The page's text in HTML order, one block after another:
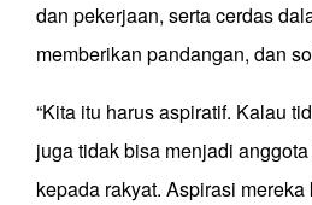
dan pekerjaan, serta cerdas
memberikan pandangan, dan
“Kita itu harus aspiratif. Kalau
juga tidak bisa menjadi
kepada rakyat. Aspirasi